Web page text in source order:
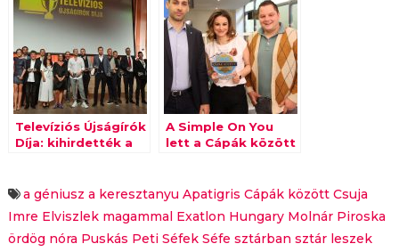
Televíziós Újságírók
Díja: kihirdették a
A Simple On You
lett a Cápák között
különdíj nyertese
a géniusz a keresztanyu Apatigris Cápák között Csuja
Imre Elviszlek magammal Exatlon Hungary Molnár Piroska
ördög nóra Puskás Peti Séfek Séfe sztárban sztár leszek